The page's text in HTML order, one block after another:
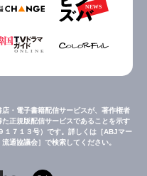
・電子書籍配信サービスが、著作権者
正規版配信サービスであることを示す
１７１３号）です。詳しくは［ABJマー
通協議会］で検索してください。